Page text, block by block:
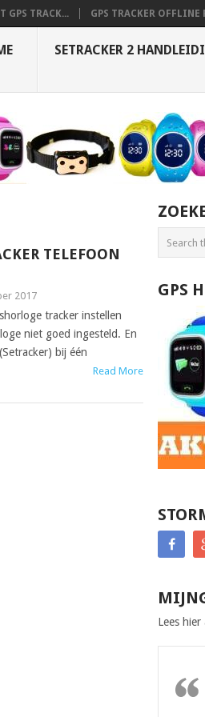
GPS TRACK... GPS TRACKER OFFLINE
SETRACKER 2
TELEFOON
2017
tracker instellen
niet goed ingesteld. En
bij één
Read More
GPS
Lees hier